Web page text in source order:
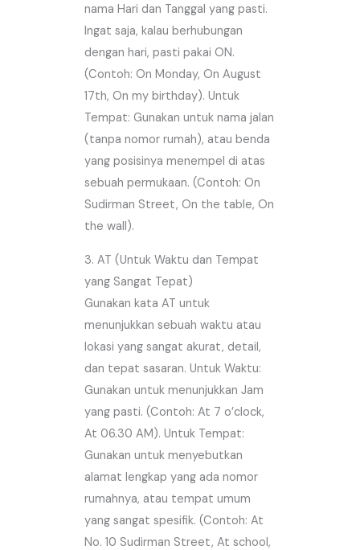
nama Hari dan Tanggal yang pasti.
Ingat saja, kalau berhubungan
dengan hari, pasti pakai ON.
(Contoh: On Monday, On August
17th, On my birthday). Untuk
Tempat: Gunakan untuk nama jalan
(tanpa nomor rumah), atau benda
yang posisinya menempel di atas
sebuah permukaan. (Contoh: On
Sudirman Street, On the table, On
the wall).
3. AT (Untuk Waktu dan Tempat
yang Sangat Tepat)
Gunakan kata AT untuk
menunjukkan sebuah waktu atau
lokasi yang sangat akurat, detail,
dan tepat sasaran. Untuk Waktu:
Gunakan untuk menunjukkan Jam
yang pasti. (Contoh: At 7 o’clock,
At 06.30 AM). Untuk Tempat:
Gunakan untuk menyebutkan
alamat lengkap yang ada nomor
rumahnya, atau tempat umum
yang sangat spesifik. (Contoh: At
No. 10 Sudirman Street, At school,